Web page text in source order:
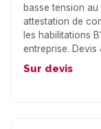
basse tension
attestation de
les habilitations
entreprise. Devis
Sur devis